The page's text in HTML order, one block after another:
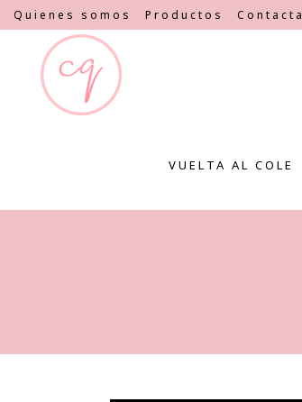
Quienes somos Productos Contacta
VUELTA AL COLE